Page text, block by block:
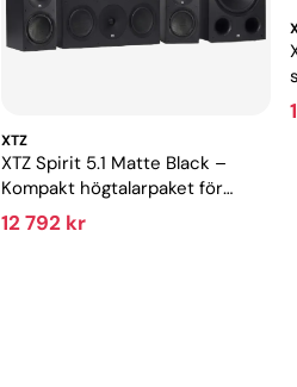
XTZ
XTZ Spirit 5.1 Matte Black –
Kompakt högtalarpaket för
hemmabio
12 792 kr